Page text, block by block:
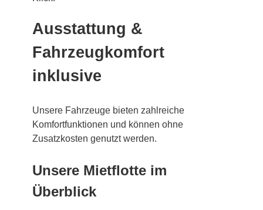
Ausstattung &
Fahrzeugkomfort
inklusive
Unsere Fahrzeuge bieten zahlreiche
Komfortfunktionen und können ohne
Zusatzkosten genutzt werden.
Unsere Mietflotte im
Überblick